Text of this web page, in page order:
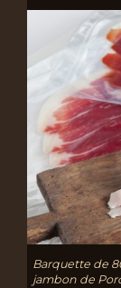
Barquette de
jambon de